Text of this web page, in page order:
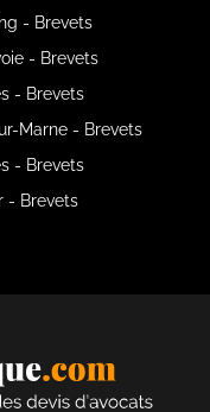
- Brevets
- Brevets
- Brevets
Marne - Brevets
- Brevets
- Brevets